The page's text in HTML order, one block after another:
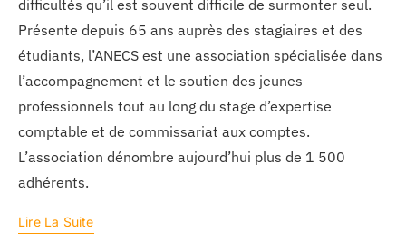
difficultés qu’il est souvent difficile de surmonter seul.
Présente depuis 65 ans auprès des stagiaires et des
étudiants, l’ANECS est une association spécialisée dans
l’accompagnement et le soutien des jeunes
professionnels tout au long du stage d’expertise
comptable et de commissariat aux comptes.
L’association dénombre aujourd’hui plus de 1 500
adhérents.
Lire La Suite